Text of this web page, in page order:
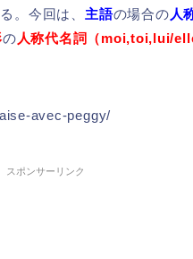
。今回は、 主語の場合の 人
の 人称代名詞（moi,toi,lui/
avec-peggy/
スポンサーリンク